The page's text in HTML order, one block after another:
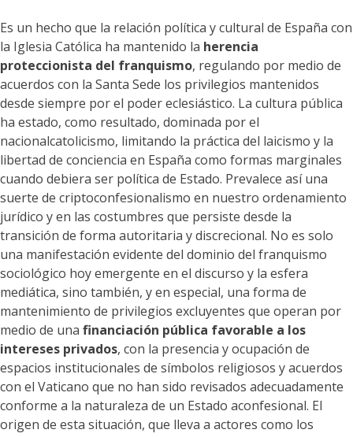
Es un hecho que la relación política y cultural de España con
la Iglesia Católica ha mantenido la herencia
proteccionista del franquismo, regulando por medio de
acuerdos con la Santa Sede los privilegios mantenidos
desde siempre por el poder eclesiástico. La cultura pública
ha estado, como resultado, dominada por el
nacionalcatolicismo, limitando la práctica del laicismo y la
libertad de conciencia en España como formas marginales
cuando debiera ser política de Estado. Prevalece así una
suerte de criptoconfesionalismo en nuestro ordenamiento
jurídico y en las costumbres que persiste desde la
transición de forma autoritaria y discrecional. No es solo
una manifestación evidente del dominio del franquismo
sociológico hoy emergente en el discurso y la esfera
mediática, sino también, y en especial, una forma de
mantenimiento de privilegios excluyentes que operan por
medio de una financiación pública favorable a los
intereses privados, con la presencia y ocupación de
espacios institucionales de símbolos religiosos y acuerdos
con el Vaticano que no han sido revisados adecuadamente
conforme a la naturaleza de un Estado aconfesional. El
origen de esta situación, que lleva a actores como los